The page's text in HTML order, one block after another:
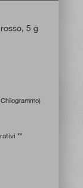
5 g
**